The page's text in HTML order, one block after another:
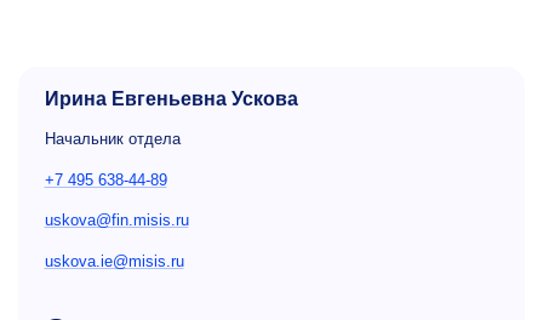
Ирина Евгеньевна Ускова
Начальник отдела
+7 495 638-44-89
uskova@fin.misis.ru
uskova.ie@misis.ru